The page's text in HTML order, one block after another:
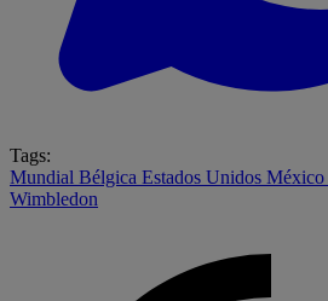
Tags:
Mundial Bélgica Estados Unidos México
Wimbledon